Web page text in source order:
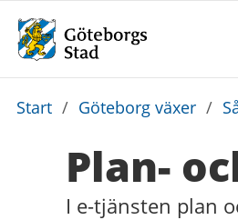
Du
Start / Göteborg växer /
Plan-
I e-tjänsten plan